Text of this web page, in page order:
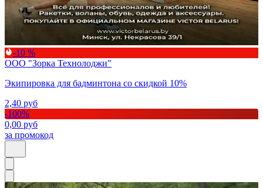
-10 %
ООО "Зорка Технолоджи"
Экипировка для бадминтона со скидкой 10%
2,40 руб
-100%
0,00 руб
за промокод